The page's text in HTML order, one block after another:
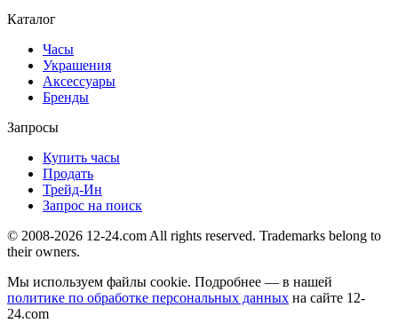
Каталог
Часы
Украшения
Аксессуары
Бренды
Запросы
Купить часы
Продать
Трейд-Ин
Запрос на поиск
© 2008-2026 12-24.com All rights reserved. Trademarks belong to
their owners.
Мы используем файлы cookie. Подробнее — в нашей
политике по обработке персональных данных на сайте 12-
24.com